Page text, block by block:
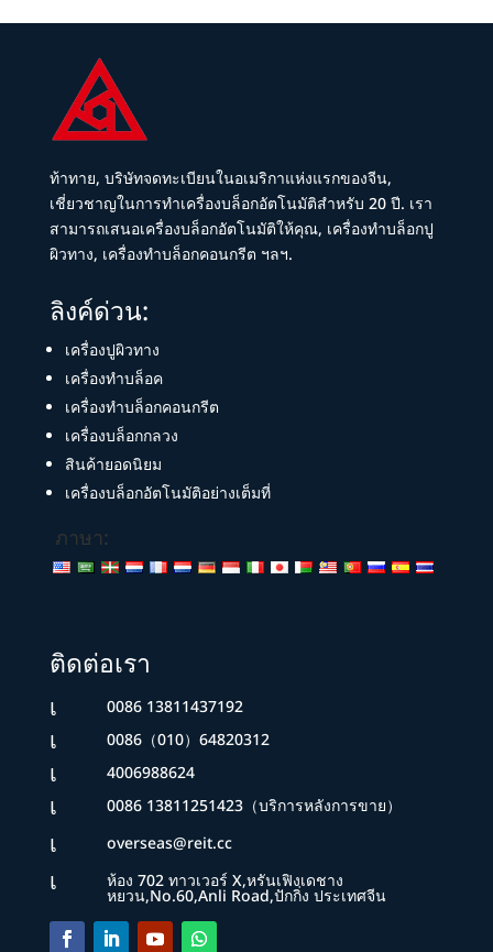
ท้าทาย, บริษัทจดทะเบียนในอเมริกาแห่งแรกของจีน,
เชี่ยวชาญในการทำเครื่องบล็อกอัตโนมัติสำหรับ 20 ปี. เรา
สามารถเสนอเครื่องบล็อกอัตโนมัติให้คุณ, เครื่องทำบล็อกปู
ผิวทาง, เครื่องทำบล็อกคอนกรีต ฯลฯ.
ลิงค์ด่วน:
เครื่องปูผิวทาง
เครื่องทำบล็อค
เครื่องทำบล็อกคอนกรีต
เครื่องบล็อกกลวง
สินค้ายอดนิยม
เครื่องบล็อกอัตโนมัติอย่างเต็มที่
ภาษา:
ติดต่อเรา
เ 0086 13811437192
เ 0086（010）64820312
เ 4006988624
เ 0086 13811251423（บริการหลังการขาย）
เ overseas@reit.cc
เ ห้อง 702 ทาวเวอร์ X,หรันเฟิงเดชาง
หยวน,No.60,Anli Road,ปักกิ่ง ประเทศจีน